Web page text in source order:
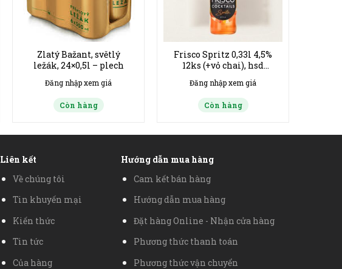
Zlatý Bažant, světlý
ležák, 24×0,5l – plech
Đăng nhập xem giá
Còn hàng
Frisco Spritz 0,33l 4,5%
12ks (+vỏ chai), hsd
Đăng nhập xem giá
Còn hàng
Liên kết
Về chúng tôi
Tin khuyến mại
Kiến thức
Tin tức
Của hàng
Hướng dẫn mua hàng
Cam kết bán hàng
Hướng dẫn mua hàng
Đặt hàng Online - Nhận cửa hàng
Phương thức thanh toán
Phương thức vận chuyển